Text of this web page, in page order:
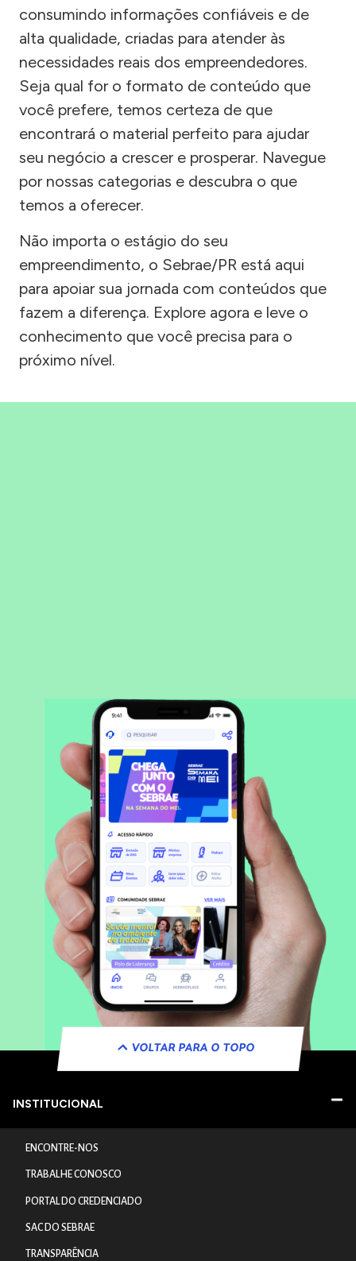
consumindo informações confiáveis e de
alta qualidade, criadas para atender às
necessidades reais dos empreendedores.
Seja qual for o formato de conteúdo que
você prefere, temos certeza de que
encontrará o material perfeito para ajudar
seu negócio a crescer e prosperar. Navegue
por nossas categorias e descubra o que
temos a oferecer.
Não importa o estágio do seu
empreendimento, o Sebrae/PR está aqui
para apoiar sua jornada com conteúdos que
fazem a diferença. Explore agora e leve o
conhecimento que você precisa para o
próximo nível.
VOLTAR PARA O TOPO
INSTITUCIONAL
ENCONTRE-NOS
TRABALHE CONOSCO
PORTAL DO CREDENCIADO
SAC DO SEBRAE
TRANSPARÊNCIA